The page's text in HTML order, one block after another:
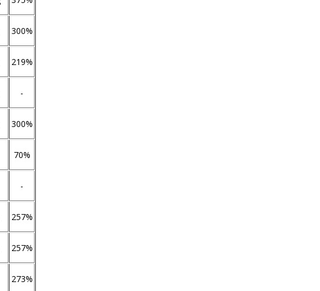
300%
219%
-
300%
70%
-
257%
257%
273%